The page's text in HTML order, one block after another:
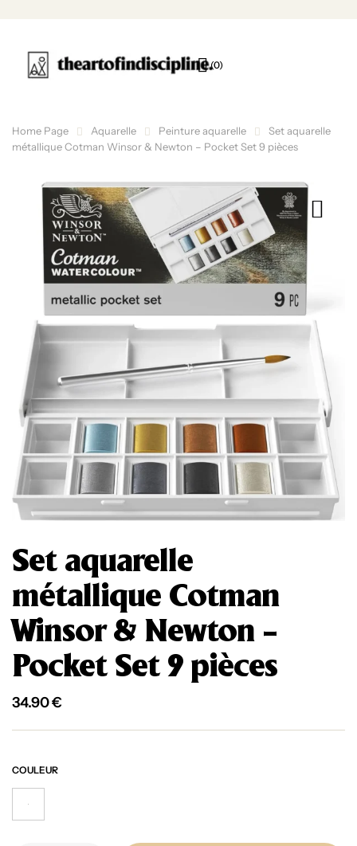
(0)
Home Page Aquarelle Peinture aquarelle
Set aquarelle
métallique Cotman Winsor & Newton – Pocket Set 9 pièces
Set aquarelle
métallique Cotman
Winsor & Newton –
Pocket Set 9 pièces
34.90€
COULEUR